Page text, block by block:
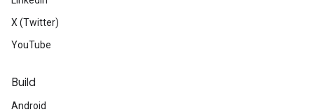
X (Twitter)
YouTube
Build
Android